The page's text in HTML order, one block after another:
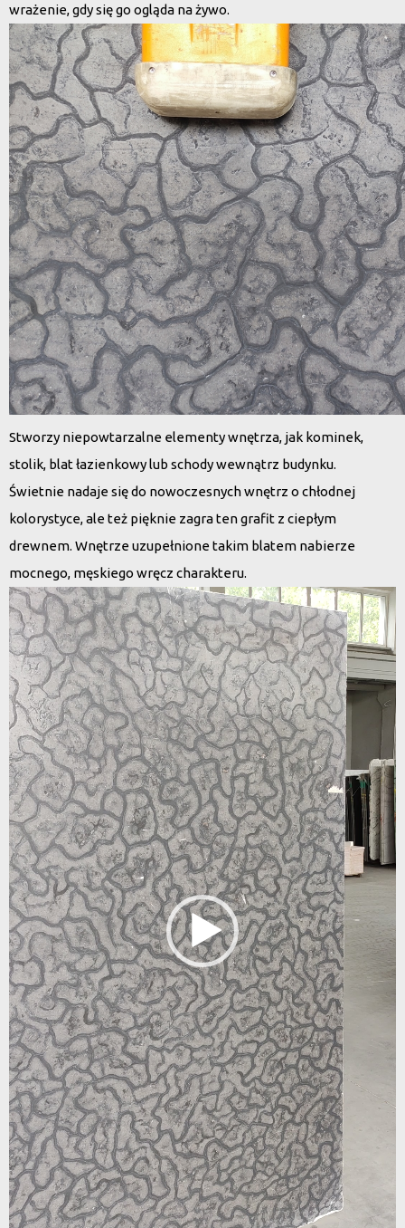
wrażenie, gdy się go ogląda na żywo.
Stworzy niepowtarzalne elementy wnętrza, jak kominek,
stolik, blat łazienkowy lub schody wewnątrz budynku.
Świetnie nadaje się do nowoczesnych wnętrz o chłodnej
kolorystyce, ale też pięknie zagra ten grafit z ciepłym
drewnem. Wnętrze uzupełnione takim blatem nabierze
mocnego, męskiego wręcz charakteru.
Odtwarzacz
video